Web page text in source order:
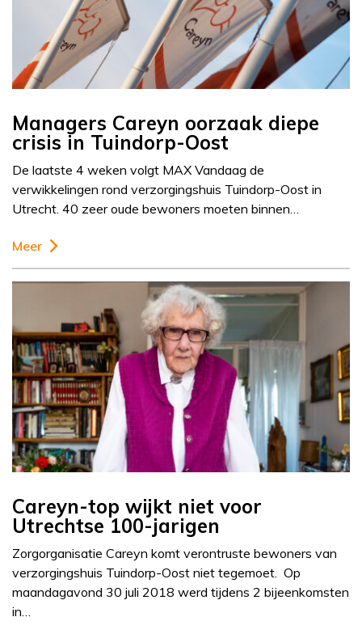
Managers Careyn oorzaak diepe
crisis in Tuindorp-Oost
De laatste 4 weken volgt MAX Vandaag de
verwikkelingen rond verzorgingshuis Tuindorp-Oost in
Utrecht. 40 zeer oude bewoners moeten binnen…
Meer
Careyn-top wijkt niet voor
Utrechtse 100-jarigen
Zorgorganisatie Careyn komt verontruste bewoners van
verzorgingshuis Tuindorp-Oost niet tegemoet. Op
maandagavond 30 juli 2018 werd tijdens 2 bijeenkomsten
in…